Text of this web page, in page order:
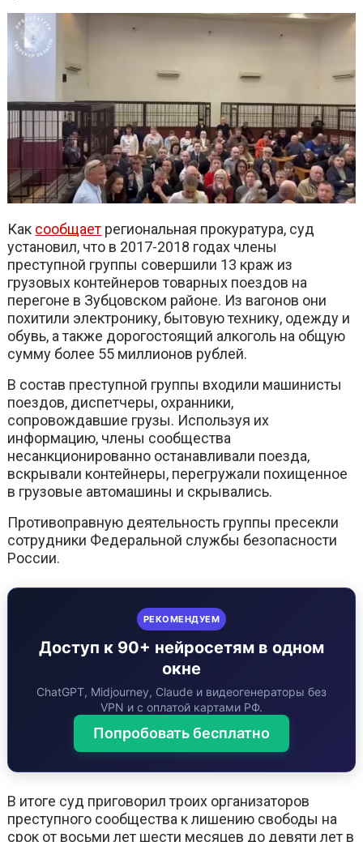
Как сообщает региональная прокуратура, суд
установил, что в 2017-2018 годах члены
преступной группы совершили 13 краж из
грузовых контейнеров товарных поездов на
перегоне в Зубцовском районе. Из вагонов они
похитили электронику, бытовую технику, одежду и
обувь, а также дорогостоящий алкоголь на общую
сумму более 55 миллионов рублей.
В состав преступной группы входили машинисты
поездов, диспетчеры, охранники,
сопровождавшие грузы. Используя их
информацию, члены сообщества
несанкционированно останавливали поезда,
вскрывали контейнеры, перегружали похищенное
в грузовые автомашины и скрывались.
Противоправную деятельность группы пресекли
сотрудники Федеральной службы безопасности
России.
РЕКОМЕНДУЕМ
Доступ к 90+ нейросетям в одном
окне
ChatGPT, Midjourney, Claude и видеогенераторы без
VPN и с оплатой картами РФ.
Попробовать бесплатно
В итоге суд приговорил троих организаторов
преступного сообщества к лишению свободы на
срок от восьми лет шести месяцев до девяти лет в